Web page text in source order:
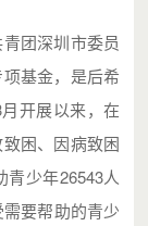
团深圳市委员
基金，是后希
开展以来，在
困、因病致困
少年26543人
要帮助的青少